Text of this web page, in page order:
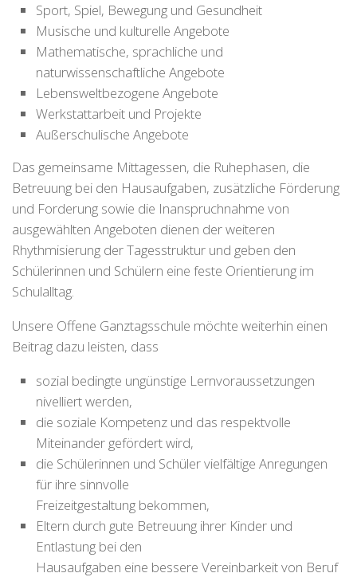
Sport, Spiel, Bewegung und Gesundheit
Musische und kulturelle Angebote
Mathematische, sprachliche und
naturwissenschaftliche Angebote
Lebensweltbezogene Angebote
Werkstattarbeit und Projekte
Außerschulische Angebote
Das gemeinsame Mittagessen, die Ruhephasen, die
Betreuung bei den Hausaufgaben, zusätzliche Förderung
und Forderung sowie die Inanspruchnahme von
ausgewählten Angeboten dienen der weiteren
Rhythmisierung der Tagesstruktur und geben den
Schülerinnen und Schülern eine feste Orientierung im
Schulalltag.
Unsere Offene Ganztagsschule möchte weiterhin einen
Beitrag dazu leisten, dass
sozial bedingte ungünstige Lernvoraussetzungen
nivelliert werden,
die soziale Kompetenz und das respektvolle
Miteinander gefördert wird,
die Schülerinnen und Schüler vielfältige Anregungen
für ihre sinnvolle
Freizeitgestaltung bekommen,
Eltern durch gute Betreuung ihrer Kinder und
Entlastung bei den
Hausaufgaben eine bessere Vereinbarkeit von Beruf